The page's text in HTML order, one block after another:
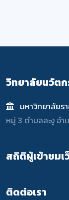
วิทยาลัยนวัตก
มหาวิทยาลัยร
หมู่ 3 ตำบลละงู อำ
สถิติผู้เข้าชมเ
ติดต่อเรา